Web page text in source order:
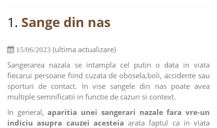
1. Sange din nas
15/06/2023 (ultima actualizare)
Sangerarea nazala se intampla cel putin o data in viata
fiecarui persoane fiind cuzata de obosela,boli, accidente sau
sporturi de contact. In vise sangele din nas poate avea
multiple semnificatii in functie de cazuri si context.
In general,aparitia unei sangerari nazale fara vre-un
indiciu asupra cauzei acesteia arata faptul ca in viata